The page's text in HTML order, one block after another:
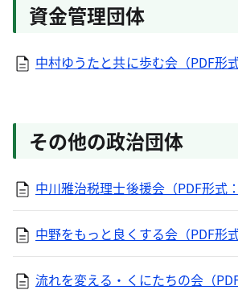
資金管理団体
中村ゆうたと共に歩む会（PDF形
その他の政治団体
中川雅治税理士後援会（PDF形式
中野をもっと良くする会（PDF形
流れを変える・くにたちの会（